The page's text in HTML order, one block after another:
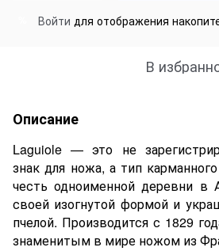
Войти для отображения
В
Описание
Laguiole — это не
знак для ножа, а тип
честь одноименной деревни в
своей изогнутой формой и
пчелой. Производится с 1829
знаменитым в мире ножом из